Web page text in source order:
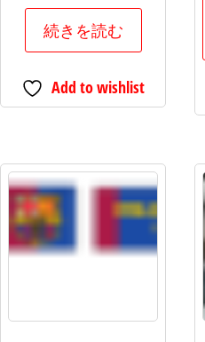
続きを読む
Add to wishlist